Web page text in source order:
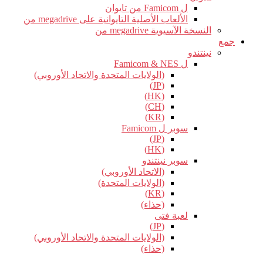
ل Famicom من تايوان
الألعاب الأصلية التايوانية على megadrive من
النسخة الآسيوية megadrive من
جمع
نينتندو
ل Famicom & NES
(الولايات المتحدة والاتحاد الأوروبي)
(JP)
(HK)
(CH)
(KR)
سوبر ل Famicom
(JP)
(HK)
سوبر نينتندو
(الاتحاد الأوروبي)
(الولايات المتحدة)
(KR)
(حذاء)
لعبة فتى
(JP)
(الولايات المتحدة والاتحاد الأوروبي)
(حذاء)